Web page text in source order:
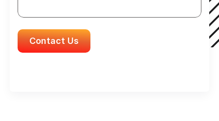
Contact Us